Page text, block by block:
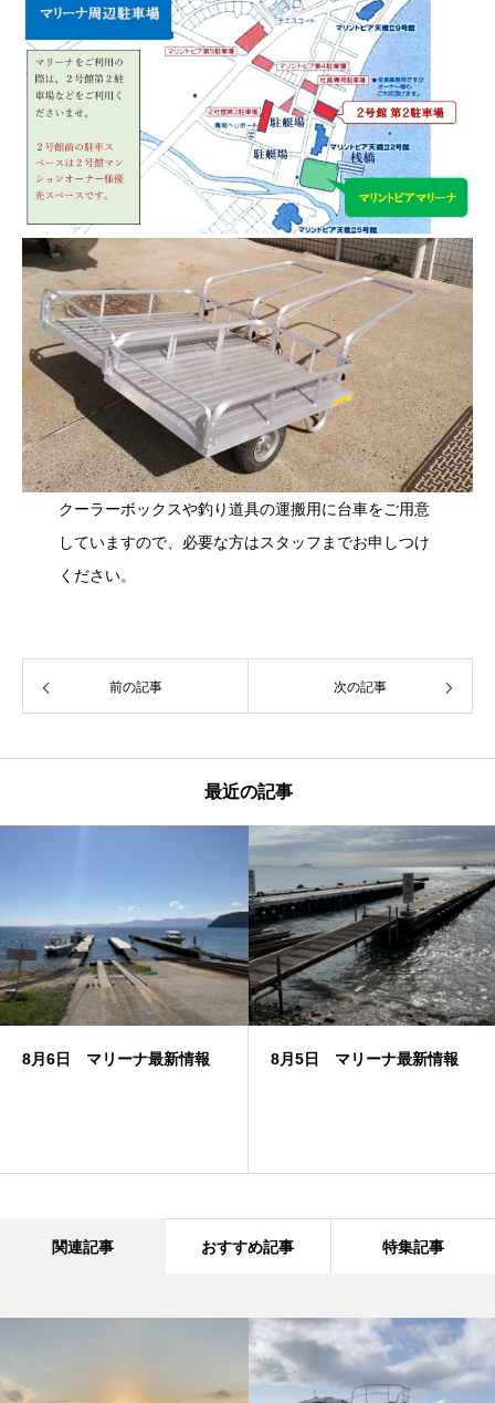
クーラーボックスや釣り道具の運搬用に台車をご用意
していますので、必要な方はスタッフまでお申しつけ
ください。
前の記事 次の記事
最近の記事
8月6日 マリーナ最新情報 8月5日 マリーナ最新情報
関連記事 おすすめ記事 特集記事